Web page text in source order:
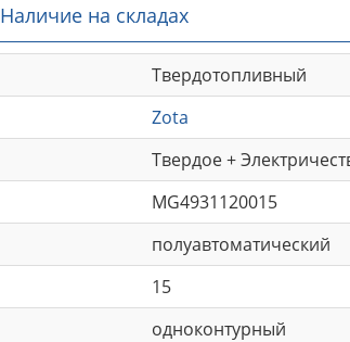
Наличие на складах
Твердотопливный
Zota
Твердое +
MG4931120015
полуавтоматический
15
одноконтурный